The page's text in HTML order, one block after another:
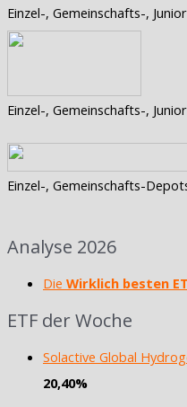
Einzel-, Gemeinschafts-,
Einzel-, Gemeinschafts-,
Einzel-, Gemeinschafts-
Analyse 2026
Die Wirklich besten
ETF der Woche
Solactive Global
20,40%